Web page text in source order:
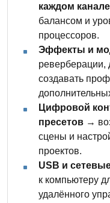
каждом канале
балансом и
процессоров.
Эффекты и
реверберации,
создавать
Цифровой
пресетов →
сцены и
проектов.
USB и
к компьютеру
удалённого